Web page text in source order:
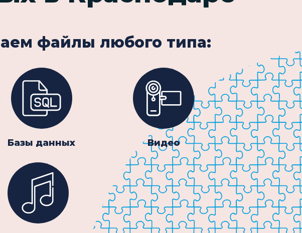
файлы любого типа:
Базы данных Видео